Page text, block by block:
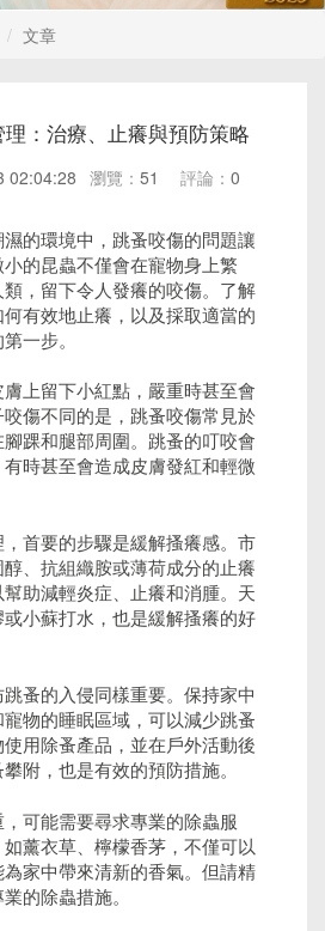
文章
：治療、止癢與預防策略
02:04:28 瀏覽： 51 評論： 0
的環境中，跳蚤咬傷的問題讓
的昆蟲不僅會在寵物身上繁
，留下令人發癢的咬傷。了解
有效地止癢，以及採取適當的
一步。
上留下小紅點，嚴重時甚至會
傷不同的是，跳蚤咬傷常見於
踝和腿部周圍。跳蚤的叮咬會
時甚至會造成皮膚發紅和輕微
首要的步驟是緩解搔癢感。市
、抗組織胺或薄荷成分的止癢
助減輕炎症、止癢和消腫。天
小蘇打水，也是緩解搔癢的好
蚤的入侵同樣重要。保持家中
物的睡眠區域，可以減少跳蚤
用除蚤產品，並在戶外活動後
附，也是有效的預防措施。
可能需要尋求專業的除蟲服
薰衣草、檸檬香茅，不僅可以
家中帶來清新的香氣。但請精
的除蟲措施。